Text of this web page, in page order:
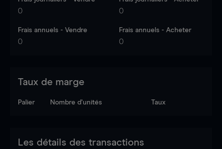
0 0
Frais annuels - Vendre
0
Frais annuels - Acheter
0
Taux de marge
Palier Nombre d’unités Taux
Les détails des transactions